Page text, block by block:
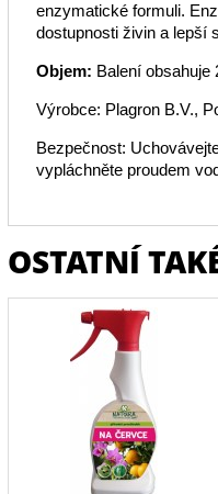
enzymatické formuli.
dostupnosti živin a lepší
Objem: Balení obsahuje
Výrobce: Plagron B.V.,
Bezpečnost:
vypláchněte proudem
OSTATNÍ